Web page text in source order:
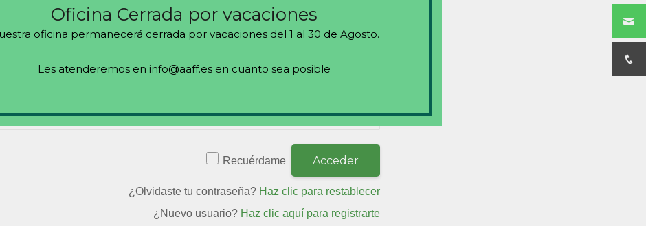
Recuérdame
¿Olvidaste tu contraseña? Haz clic para restablecer
¿Nuevo usuario? Haz clic aquí para registrarte
Oficina Cerrada por vacaciones
oficina permanecerá cerrada por vacaciones del 1 al 30 de Agosto.
Les atenderemos en info@aaff.es en cuanto sea posible